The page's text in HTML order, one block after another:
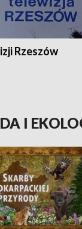
Rzeszów
I